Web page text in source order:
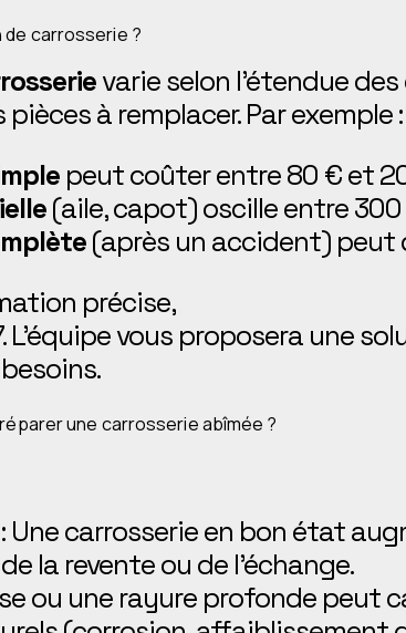
de carrosserie ?
varie selon l’étendue
à remplacer. Par exemple :
peut coûter entre 80 € et
(aile, capot) oscille entre
(après un accident) peut
précise,
L’équipe vous proposera une
une carrosserie abîmée ?
: Une carrosserie en bon état
la revente ou de l’échange.
ou une rayure profonde peut